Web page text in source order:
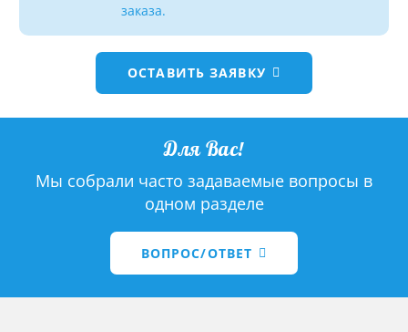
заказа.
ОСТАВИТЬ ЗАЯВКУ
Для Вас!
Мы собрали часто задаваемые вопросы в
одном разделе
ВОПРОС/ОТВЕТ